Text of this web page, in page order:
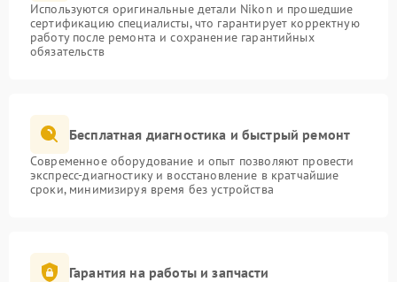
Используются оригинальные детали Nikon и прошедшие
сертификацию специалисты, что гарантирует корректную
работу после ремонта и сохранение гарантийных
обязательств
Бесплатная диагностика и быстрый ремонт
Современное оборудование и опыт позволяют провести
экспресс-диагностику и восстановление в кратчайшие
сроки, минимизируя время без устройства
Гарантия на работы и запчасти